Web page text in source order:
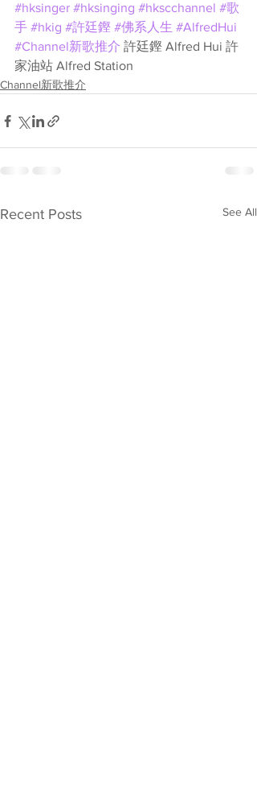
#hksinger #hksinging #hkscchannel #歌
手 #hkig #許廷鏗 #佛系人生 #AlfredHui
#Channel新歌推介 許廷鏗 Alfred Hui 許
家油站 Alfred Station
Channel新歌推介
Recent Posts See All